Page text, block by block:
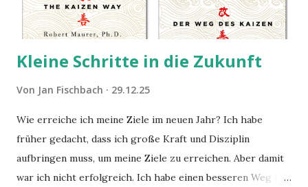
Kleine Schritte in die Zukunft
Von Jan Fischbach 29.12.25
Wie erreiche ich meine Ziele im neuen Jahr? Ich habe
früher gedacht, dass ich große Kraft und Disziplin
aufbringen muss, um meine Ziele zu erreichen. Aber damit
war ich nicht erfolgreich. Ich habe einen besseren Weg in